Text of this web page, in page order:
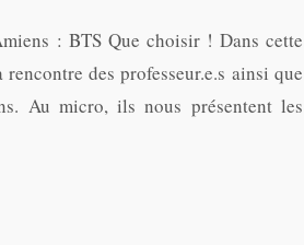
: BTS Que choisir ! Dans cette
des professeur.e.s ainsi que
Au micro, ils nous présentent les